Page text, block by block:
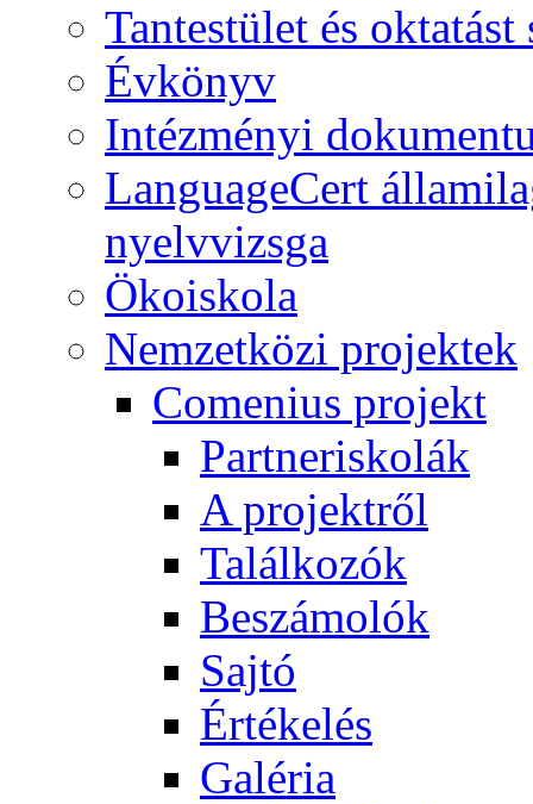
Tantestület és
Évkönyv
Intézményi
LanguageCert
nyelvvizsga
Ökoiskola
Nemzetközi projektek
Comenius projekt
Partneriskolák
A projektről
Találkozók
Beszámolók
Sajtó
Értékelés
Galéria